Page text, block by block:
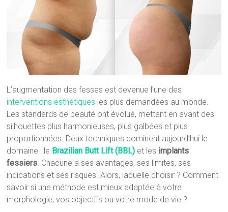
L’augmentation des fesses est devenue l’une des
interventions esthétiques les plus demandées au monde.
Les standards de beauté ont évolué, mettant en avant des
silhouettes plus harmonieuses, plus galbées et plus
proportionnées. Deux techniques dominent aujourd’hui le
domaine : le Brazilian Butt Lift (BBL) et les implants
fessiers. Chacune a ses avantages, ses limites, ses
indications et ses risques. Alors, laquelle choisir ? Comment
savoir si une méthode est mieux adaptée à votre
morphologie, vos objectifs ou votre mode de vie ?